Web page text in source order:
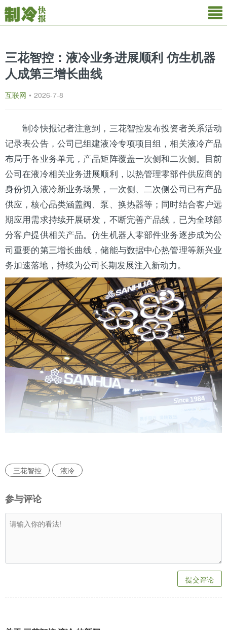
三花智控：液冷业务进展顺利 仿生机器
人成第三增长曲线
互联网 • 2026-7-8
制冷快报记者注意到， 三花智控发布投资者关系活动
记录表公告，公司已组建液冷专项项目组，相关液冷产品
布局于各业务单元，产品矩阵覆盖一次侧和二次侧。目前
公司在液冷相关业务进展顺利，以热管理零部件供应商的
身份切入液冷新业务场景，一次侧、二次侧公司已有产品
供应，核心品类涵盖阀、泵、 换热器等；同时结合客户远
期应用需求持续开展研发，不断完善产品线，已为全球部
分客户提供相关产品。仿生机器人零部件业务逐步成为公
司重要的第三增长曲线，储能与数据中心热管理等新兴业
务加速落地，持续为公司长期发展注入新动力。
三花智控 液冷
参与评论
提交评论